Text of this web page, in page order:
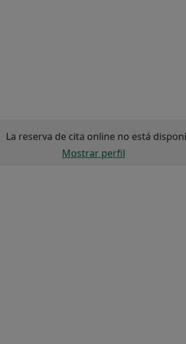
La reserva de cita online no está
Mostrar perfil